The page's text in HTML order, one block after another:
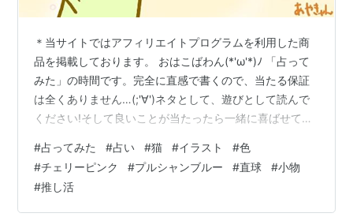
＊当サイトではアフィリエイトプログラムを利用した商
品を掲載しております。 おはこばわん(*'ω'*)ﾉ 「占って
みた」の時間です。完全に直感で書くので、当たる保証
は全くありません…(;'∀')ネタとして、遊びとして読んで
ください!そして良いことが当たったら一緒に喜ばせてく
日の運勢にするもよし夜 🌛読んで明日の運勢にするもよ
し来週、来月の…なんてのもありでご自由にして頂けれ
ばと考えています。 それではやってみよう('ω')ﾉ 次の２
色のうち、どちらかを選んでください。結果は下～～ ～
#占ってみた #占い #猫 #イラスト #色
#チェリーピンク #プルシャンブルー #直球 #小物
#推し活